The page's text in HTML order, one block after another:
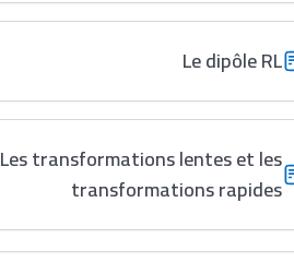
Le dipôle RL
Les transformations lentes et les
transformations rapides